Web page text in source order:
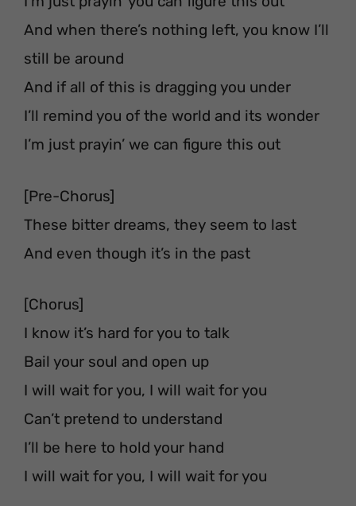
And when there’s nothing left, you know I’ll
still be around
And if all of this is dragging you under
I’ll remind you of the world and its wonder
I’m just prayin’ we can figure this out
[Pre-Chorus]
These bitter dreams, they seem to last
And even though it’s in the past
[Chorus]
I know it’s hard for you to talk
Bail your soul and open up
I will wait for you, I will wait for you
Can’t pretend to understand
I’ll be here to hold your hand
I will wait for you, I will wait for you